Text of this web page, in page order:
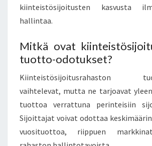
kiinteistösijoitusten kasvusta
hallintaa.
Mitkä ovat
tuotto-odotukset?
Kiinteistösijoitusrahaston
vaihtelevat, mutta ne tarjoavat
tuottoa verrattuna perinteisiin
Sijoittajat voivat odottaa
vuosituottoa, riippuen